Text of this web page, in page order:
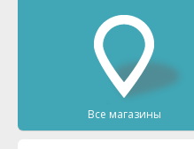
Все магазины